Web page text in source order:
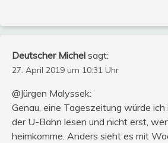
Deutscher Michel sagt:
27. April 2019 um 10:31 Uhr
@Jürgen Malyssek:
Genau, eine Tageszeitung würde ich
der U-Bahn lesen und nicht erst,
heimkomme. Anders sieht es mit